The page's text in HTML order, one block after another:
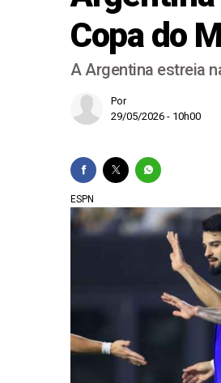
Copa do
A Argentina estreia
Por
29/05/2026 - 10h00
ESPN